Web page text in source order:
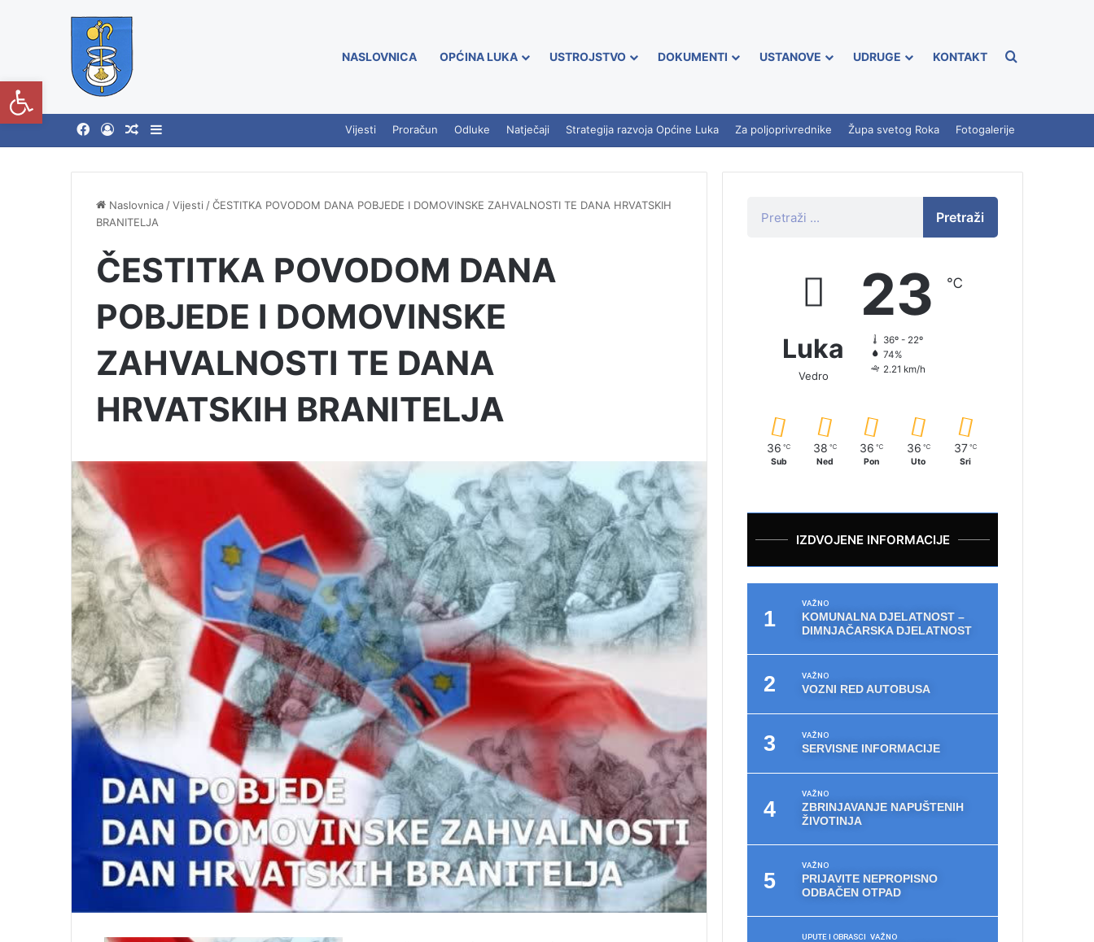
NASLOVNICA OPĆINA LUKA USTROJSTVO DOKUMENTI USTANOVE UDRUGE KONTAKT
Vijesti Proračun Odluke Natječaji Strategija razvoja Općine Luka Za poljoprivrednike Župa svetog Roka Fotogalerije
Naslovnica /Vijesti /ČESTITKA POVODOM DANA POBJEDE I DOMOVINSKE ZAHVALNOSTI TE DANA HRVATSKIH
BRANITELJA
ČESTITKA POVODOM DANA
POBJEDE I DOMOVINSKE
ZAHVALNOSTI TE DANA
HRVATSKIH BRANITELJA
Pretraži
Luka
Vedro
23 ℃
36º - 22º
74%
2.21 km/h
36 ℃
Sub
38 ℃
Ned
36 ℃
Pon
36 ℃
Uto
37 ℃
Sri
IZDVOJENE INFORMACIJE
VAŽNO
KOMUNALNA DJELATNOST –
DIMNJAČARSKA DJELATNOST
VAŽNO
VOZNI RED AUTOBUSA
VAŽNO
SERVISNE INFORMACIJE
VAŽNO
ZBRINJAVANJE NAPUŠTENIH
ŽIVOTINJA
VAŽNO
PRIJAVITE NEPROPISNO
ODBAČEN OTPAD
UPUTE I OBRASCI VAŽNO
Open toolbar